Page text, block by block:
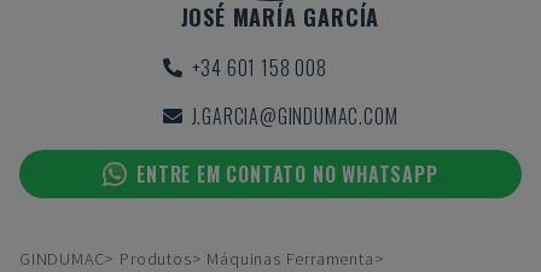
JOSÉ MARÍA GARCÍA
+34 601 158 008
J.GARCIA@GINDUMAC.COM
ENTRE EM CONTATO NO WHATSAPP
GINDUMAC Produtos
Máquinas Ferramenta